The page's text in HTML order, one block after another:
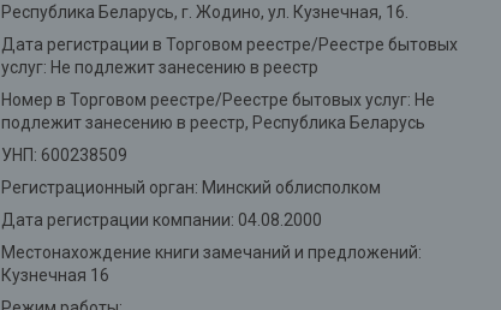
Республика Беларусь, г. Жодино, ул. Кузнечная, 16.
Дата регистрации в Торговом реестре/Реестре бытовых
услуг: Не подлежит занесению в реестр
Номер в Торговом реестре/Реестре бытовых услуг: Не
подлежит занесению в реестр, Республика Беларусь
УНП: 600238509
Регистрационный орган: Минский облисполком
Дата регистрации компании: 04.08.2000
Местонахождение книги замечаний и предложений:
Кузнечная 16